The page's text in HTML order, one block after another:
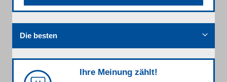
Die besten
Ihre Meinung zählt!